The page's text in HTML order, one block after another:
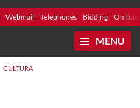
Webmail Telephones Bidding
MENU
CULTURA